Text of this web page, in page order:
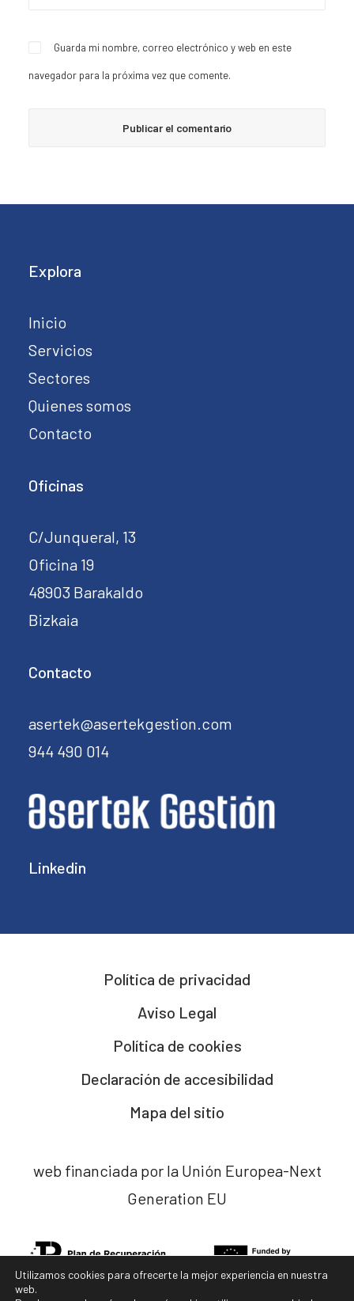
Guarda mi nombre, correo electrónico y web en este
navegador para la próxima vez que comente.
Linkedin
Explora
Inicio
Servicios
Sectores
Quienes somos
Contacto
Oficinas
C/Junqueral, 13
Oficina 19
48903 Barakaldo
Bizkaia
Contacto
asertek@asertekgestion.com
944 490 014
Política de privacidad
Aviso Legal
Política de cookies
Declaración de accesibilidad
Mapa del sitio
web financiada por la Unión Europea-Next
Generation EU
Utilizamos cookies para ofrecerte la mejor experiencia en nuestra
web.